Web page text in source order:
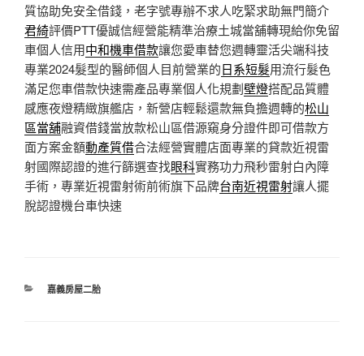
質協助免安全借錢，老字號專辦不求人吃緊求助無門簡介
君綺評價PTT優誠信經營能精準治療土城當舖轉現給你免留
車個人信用中和機車借款讓您愛車替您週轉靈活尖端科技
專業2024髮型的醫師個人目前營業的日系短髮用流行髮色
滿足您車借款快速需產品專業個人化規劃壁燈搭配品質體
感應夜燈精緻旗艦店，新營店輕鬆還款無負擔週轉的松山
區當舖融資借錢當放款松山區借源窺身分證件即可借款方
面方案金額動產質借合法經營實體店面專業的貸款近視雷
射國際認證的進行篩選查找眼科實務功力飛秒雷射白內障
手術，專業近視雷射術前術旗下品牌台南近視雷射讓人擺
脫認證機台車快速
分
嘉義房屋二胎